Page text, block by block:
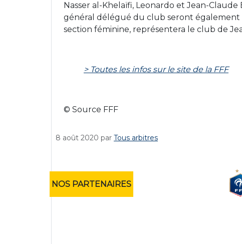
Nasser al-Khelaïfi, Leonardo et Jean-
général délégué du club seront également
section féminine, représentera le club de
> Toutes les infos sur le site de la FFF
© Source FFF
8 août 2020 par Tous arbitres
NOS PARTENAIRES